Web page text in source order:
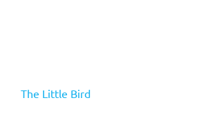
The Little Bird